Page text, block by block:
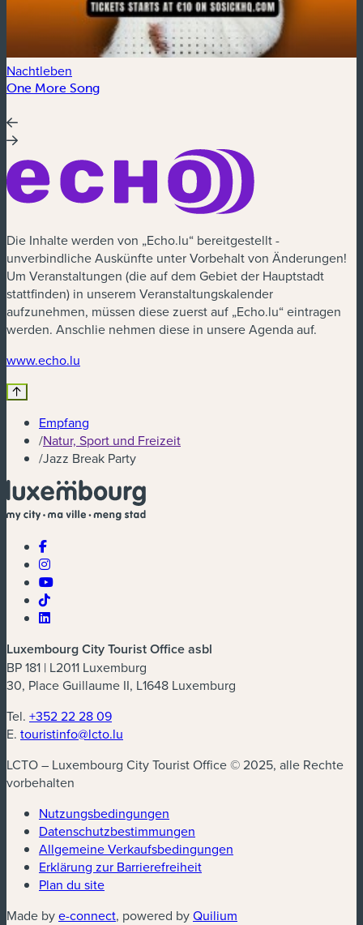
Nachtleben
One More Song
Die Inhalte werden von „Echo.lu“ bereitgestellt -
unverbindliche Auskünfte unter Vorbehalt von Änderungen!
Um Veranstaltungen (die auf dem Gebiet der Hauptstadt
stattfinden) in unserem Veranstaltungskalender
aufzunehmen, müssen diese zuerst auf „Echo.lu“ eintragen
werden. Anschlie nehmen diese in unsere Agenda auf.
www.echo.lu
Empfang
/Natur, Sport und Freizeit
/Jazz Break Party
Luxembourg City Tourist Office asbl
BP 181 | L2011 Luxemburg
30, Place Guillaume II, L1648 Luxemburg
Tel. +352 22 28 09
E. touristinfo@lcto.lu
LCTO – Luxembourg City Tourist Office © 2025, alle Rechte
vorbehalten
Nutzungsbedingungen
Datenschutzbestimmungen
Allgemeine Verkaufsbedingungen
Erklärung zur Barrierefreiheit
Plan du site
Made bye-connect, powered byQuilium